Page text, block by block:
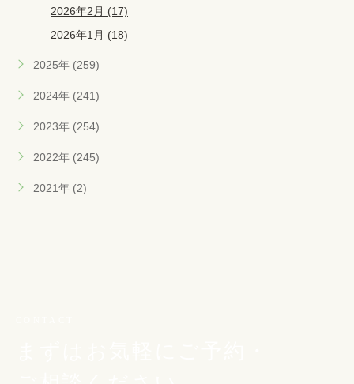
2026年2月 (17)
2026年1月 (18)
2025年 (259)
2024年 (241)
2023年 (254)
2022年 (245)
2021年 (2)